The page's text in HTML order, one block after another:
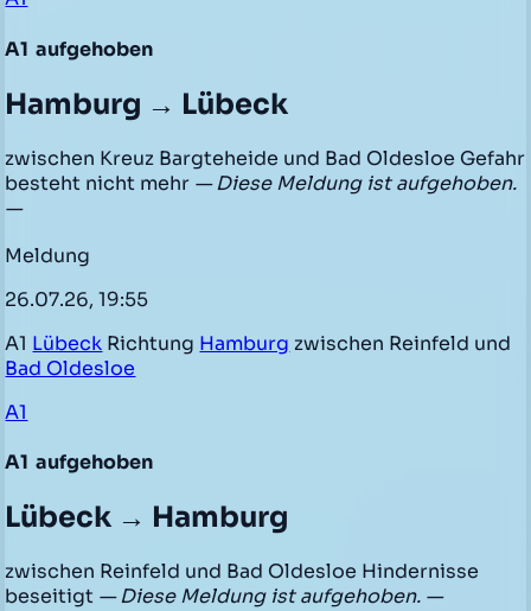
A1 aufgehoben
Hamburg → Lübeck
zwischen Kreuz Bargteheide und Bad Oldesloe Gefahr
besteht nicht mehr — Diese Meldung ist aufgehoben.
—
Meldung
26.07.26, 19:55
A1 Lübeck Richtung Hamburg zwischen Reinfeld und
Bad Oldesloe
A1
A1 aufgehoben
Lübeck → Hamburg
zwischen Reinfeld und Bad Oldesloe Hindernisse
beseitigt — Diese Meldung ist aufgehoben. —